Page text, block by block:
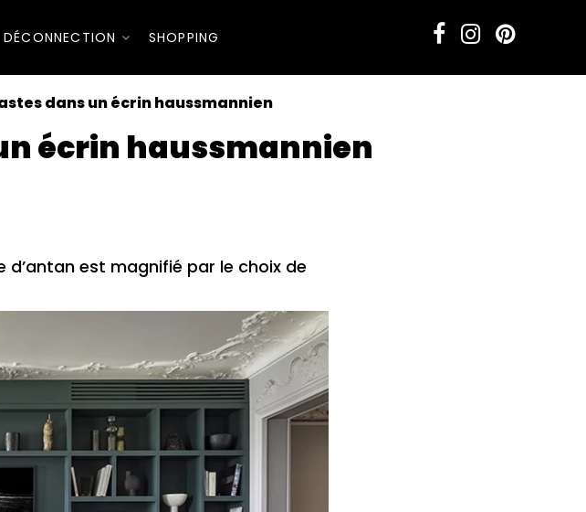
DÉCONNECTION SHOPPING
dans un écrin haussmannien
écrin haussmannien
est magnifié par le choix de